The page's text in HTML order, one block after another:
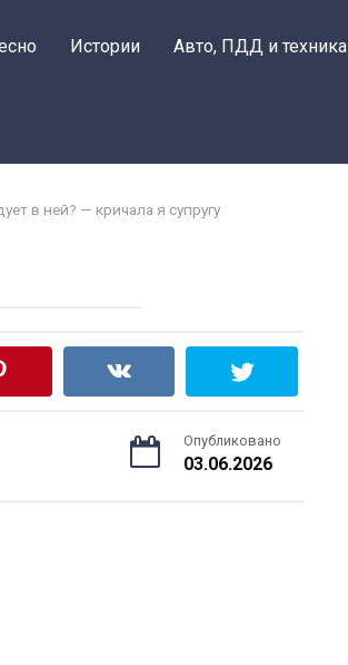
Истории Авто, ПДД и техника
в ней? — кричала я супругу
Опубликовано
03.06.2026